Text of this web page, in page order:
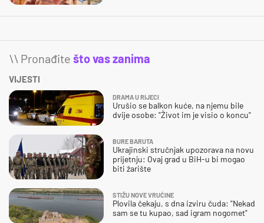
\\ Pronađite što vas zanima
VIJESTI
DRAMA U RIJECI
Urušio se balkon kuće, na njemu bile
dvije osobe: "Život im je visio o koncu"
BURE BARUTA
Ukrajinski stručnjak upozorava na novu
prijetnju: Ovaj grad u BiH-u bi mogao
biti žarište
STIŽU NOVE VRUĆINE
Plovila čekaju, s dna izviru čuda: "Nekad
sam se tu kupao, sad igram nogomet"